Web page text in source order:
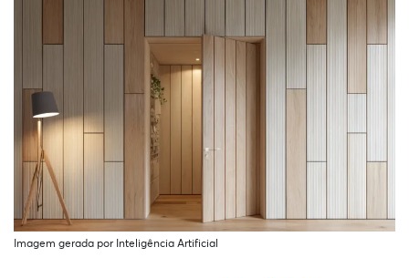
Imagem gerada por Inteligência Artificial